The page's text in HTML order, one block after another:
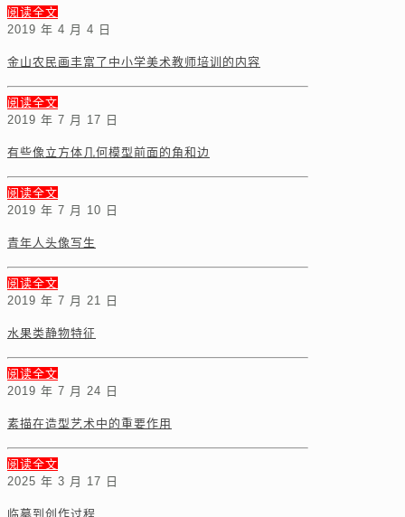
阅读全文
2019 年 4 月 4 日
金山农民画丰富了中小学美术教师培训的内容
阅读全文
2019 年 7 月 17 日
有些像立方体几何模型前面的角和边
阅读全文
2019 年 7 月 10 日
青年人头像写生
阅读全文
2019 年 7 月 21 日
水果类静物特征
阅读全文
2019 年 7 月 24 日
素描在造型艺术中的重要作用
阅读全文
2025 年 3 月 17 日
临摹到创作过程